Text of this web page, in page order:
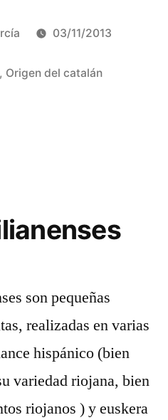
03/11/2013
Origen del catalán
son pequeñas
realizadas en varias
hispánico (bien
variedad riojana, bien
riojanos ) y euskera